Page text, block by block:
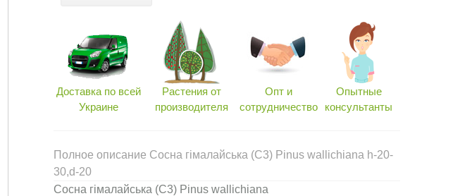
Доставка по всей
Украине
Растения от
производителя
Опт и
сотрудничество
Опытные
консультанты
Полное описание Сосна гімалайська (С3) Pinus wallichiana h-20-
30,d-20
Сосна гімалайська (С3) Pinus wallichiana